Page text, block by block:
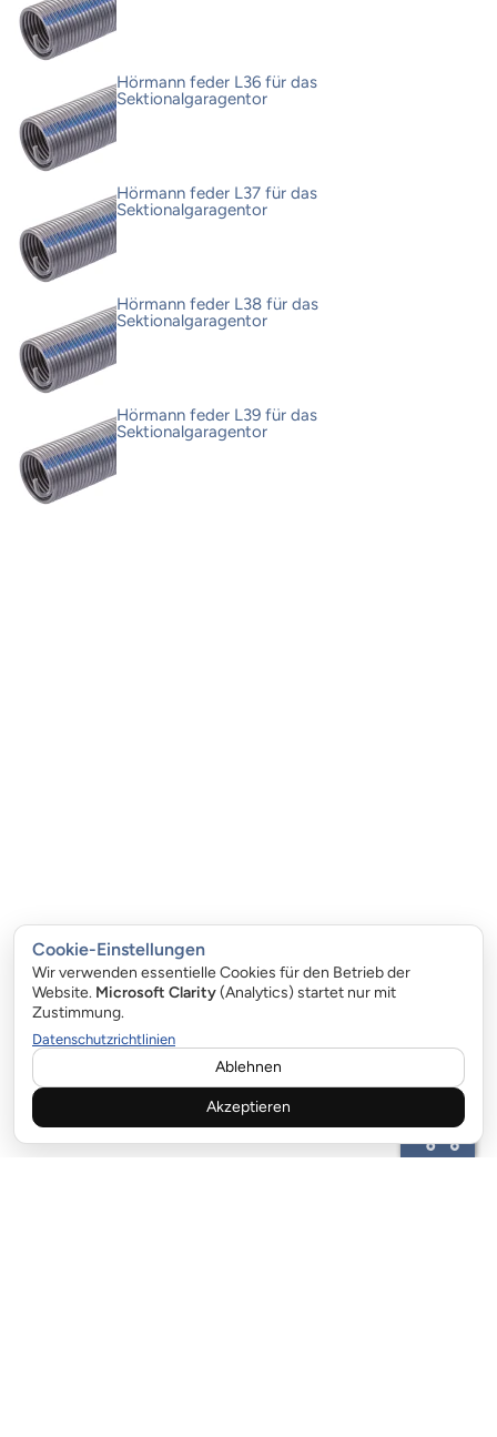
Hörmann feder L36 für das
Sektionalgaragentor
Hörmann feder L37 für das
Sektionalgaragentor
Hörmann feder L38 für das
Sektionalgaragentor
Hörmann feder L39 für das
Sektionalgaragentor
Cookie-Einstellungen
Wir verwenden essentielle Cookies für den Betrieb der
Website. Microsoft Clarity(Analytics) startet nur mit
Zustimmung.
Datenschutzrichtlinien
Ablehnen
Akzeptieren